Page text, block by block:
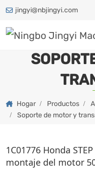
jingyi@nbjingyi.com
Hogar Productos
Soporte de motor y
1C01776 Honda
montaje del motor